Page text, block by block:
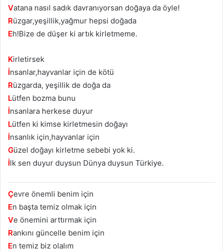
Vatana nasıl sadık davranıyorsan doğaya da öyle!
Rüzgar,yeşillik,yağmur hepsi doğada
Eh!Bize de düşer ki artık kirletmeme.
Kirletirsek
İnsanlar,hayvanlar için de kötü
Rüzgarda, yeşillik de doğa da
Lütfen bozma bunu
İnsanlara herkese duyur
Lütfen ki kimse kirletmesin doğayı
İnsanlık için,hayvanlar için
Güzel doğayı kirletme sebebi yok ki.
İlk sen duyur duysun Dünya duysun Türkiye.
Çevre önemli benim için
En başta temiz olmak için
Ve önemini arttırmak için
Rankını güncelle benim için
En temiz biz olalım